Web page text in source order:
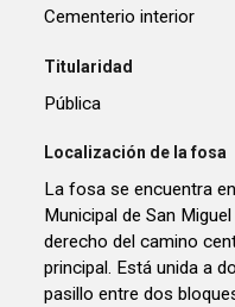
Cementerio interior
Titularidad
Pública
Localización de la fosa
La fosa se encuentra
Municipal de San
derecho del camino
principal. Está unida a
pasillo entre dos